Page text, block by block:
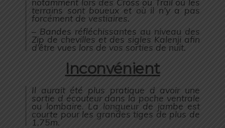
terrains sont boueux et où il n’y a pas
forcément de vestiaires.
– Bandes réfléchissantes au niveau des
Zip de chevilles et des sigles Kalenji afin
d’être vues lors de vos sorties de nuit.
Inconvénient
Il aurait été plus pratique d avoir une
sortie d écouteur dans la poche ventrale
ou lombaire. La longueur de jambe est
courte pour les grandes tiges de plus de
1,75m.